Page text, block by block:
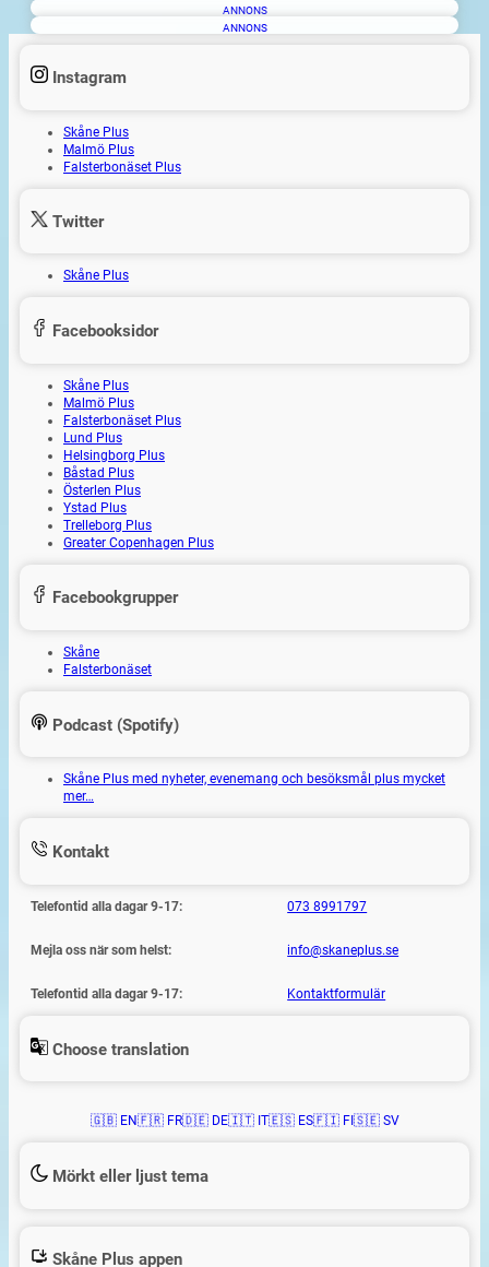
ANNONS
ANNONS
Instagram
Skåne Plus
Malmö Plus
Falsterbonäset Plus
Twitter
Skåne Plus
Facebooksidor
Skåne Plus
Malmö Plus
Falsterbonäset Plus
Lund Plus
Helsingborg Plus
Båstad Plus
Österlen Plus
Ystad Plus
Trelleborg Plus
Greater Copenhagen Plus
Facebookgrupper
Skåne
Falsterbonäset
Podcast (Spotify)
Skåne Plus med nyheter, evenemang och besöksmål plus mycket
mer…
Kontakt
Telefontid alla dagar 9-17: 073 8991797
Mejla oss när som helst: info@skaneplus.se
Telefontid alla dagar 9-17: Kontaktformulär
Choose translation
🇬🇧 EN🇫🇷 FR🇩🇪 DE🇮🇹 IT🇪🇸 ES🇫🇮 FI 🇸🇪 SV
Mörkt eller ljust tema
Skåne Plus appen